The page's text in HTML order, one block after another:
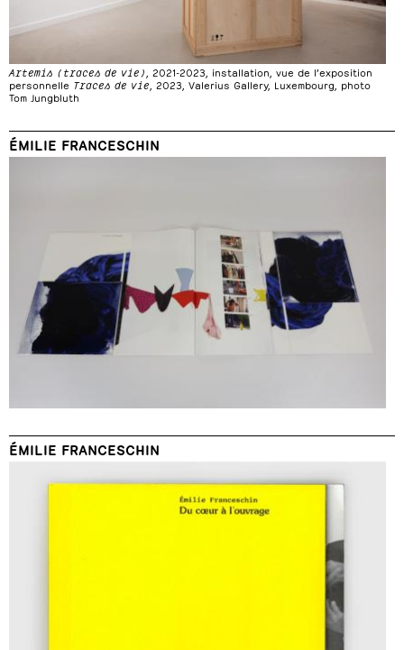
Artemis (traces de vie) , 2021-2023, installation, vue de l’exposition
personnelle Traces de vie, 2023, Valerius Gallery, Luxembourg, photo
Tom Jungbluth
ÉMILIE FRANCESCHIN
ÉMILIE FRANCESCHIN